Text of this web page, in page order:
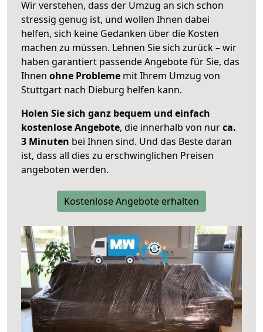
Wir verstehen, dass der Umzug an sich schon
stressig genug ist, und wollen Ihnen dabei
helfen, sich keine Gedanken über die Kosten
machen zu müssen. Lehnen Sie sich zurück – wir
haben garantiert passende Angebote für Sie, das
Ihnen ohne Probleme mit Ihrem Umzug von
Stuttgart nach Dieburg helfen kann.
Holen Sie sich ganz bequem und einfach
kostenlose Angebote, die innerhalb von nurca.
3 Minuten bei Ihnen sind. Und das Beste daran
ist, dass all dies zu erschwinglichen Preisen
angeboten werden.
Kostenlose Angebote erhalten